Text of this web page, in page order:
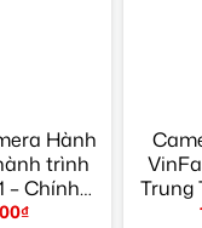
Hành
trình
– Chính
₫
Trung